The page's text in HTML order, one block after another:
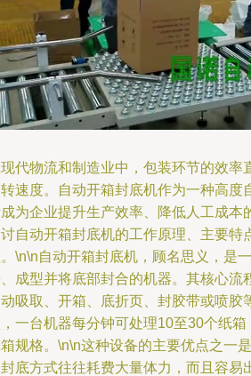
代物流和制造业中，包装环节的效率
速度。自动开箱封底机作为一种高度
为企业提升生产效率、降低人工成本
自动开箱封底机的工作原理、主要特
\n\n自动开箱封底机，顾名思义，是
成型并将底部封合的机器。其核心流
吸取、开箱、底折页、封胶带或喷胶
一台机器每分钟可处理10至30个纸
规格。\n\n这种设备的主要优点之一
底方式往往耗费大量体力，而且容易